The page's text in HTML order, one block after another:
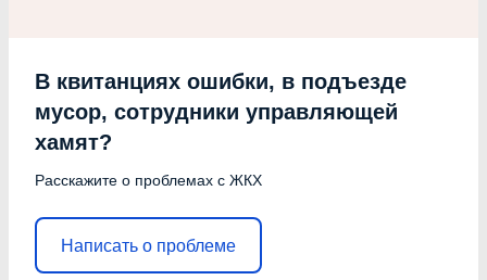
В квитанциях ошибки, в подъезде
мусор, сотрудники управляющей
хамят?
Расскажите о проблемах с ЖКХ
Написать о проблеме